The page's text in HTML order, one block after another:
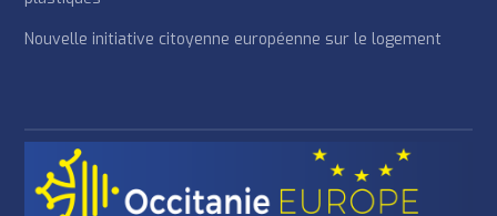
Nouvelle initiative citoyenne européenne sur le logement